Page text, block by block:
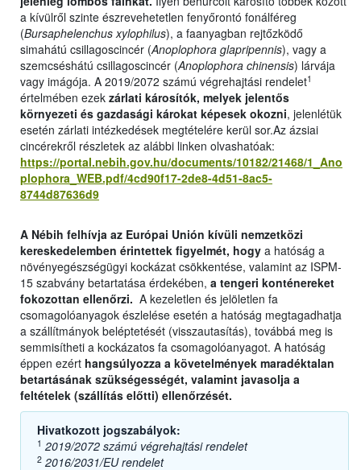
a kívülről szinte észrevehetetlen fenyőrontó fonálféreg
(Bursaphelenchus xylophilus), a faanyagban rejtőzködő
simahátú csillagoscincér (Anoplophora glapripennis), vagy a
szemcséshátú csillagoscincér (Anoplophora chinensis) lárvája
vagy imágója. A 2019/2072 számú végrehajtási rendelet1
értelmében ezek zárlati károsítók, melyek jelentős
környezeti és gazdasági károkat képesek okozni, jelenlétük
esetén zárlati intézkedések megtételére kerül sor.Az ázsiai
cincérekről részletek az alábbi linken olvashatóak:
https://portal.nebih.gov.hu/documents/10182/21468/1_Ano
plophora_WEB.pdf/4cd90f17-2de8-4d51-8ac5-
8744d87636d9
A Nébih felhívja az Európai Unión kívüli nemzetközi
kereskedelemben érintettek figyelmét, hogy a hatóság a
növényegészségügyi kockázat csökkentése, valamint az ISPM-
15 szabvány betartatása érdekében, a tengeri konténereket
fokozottan ellenőrzi. A kezeletlen és jelöletlen fa
csomagolóanyagok észlelése esetén a hatóság megtagadhatja
a szállítmányok beléptetését (visszautasítás), továbbá meg is
semmisítheti a kockázatos fa csomagolóanyagot. A hatóság
éppen ezért hangsúlyozza a követelmények maradéktalan
betartásának szükségességét, valamint javasolja a
feltételek (szállítás előtti) ellenőrzését.
Hivatkozott jogszabályok:
1 2019/2072 számú végrehajtási rendelet
2 2016/2031/EU rendelet